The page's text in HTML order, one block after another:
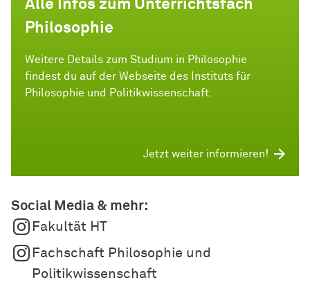
Alle Infos zum Unterrichtsfach
Philosophie
Weitere Details zum Studium in Philosophie
findest du auf der Webseite des Instituts für
Philosophie und Politikwissenschaft.
Jetzt weiter informieren!
Social Media & mehr:
Fakultät HT
Fachschaft Philosophie und
Politikwissenschaft